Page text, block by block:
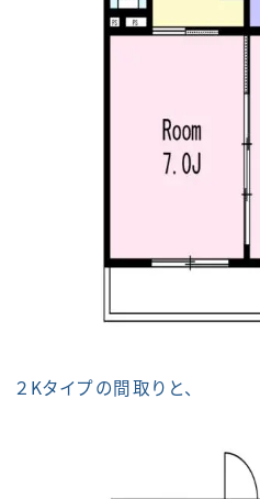
２Kタイプの間取りと、